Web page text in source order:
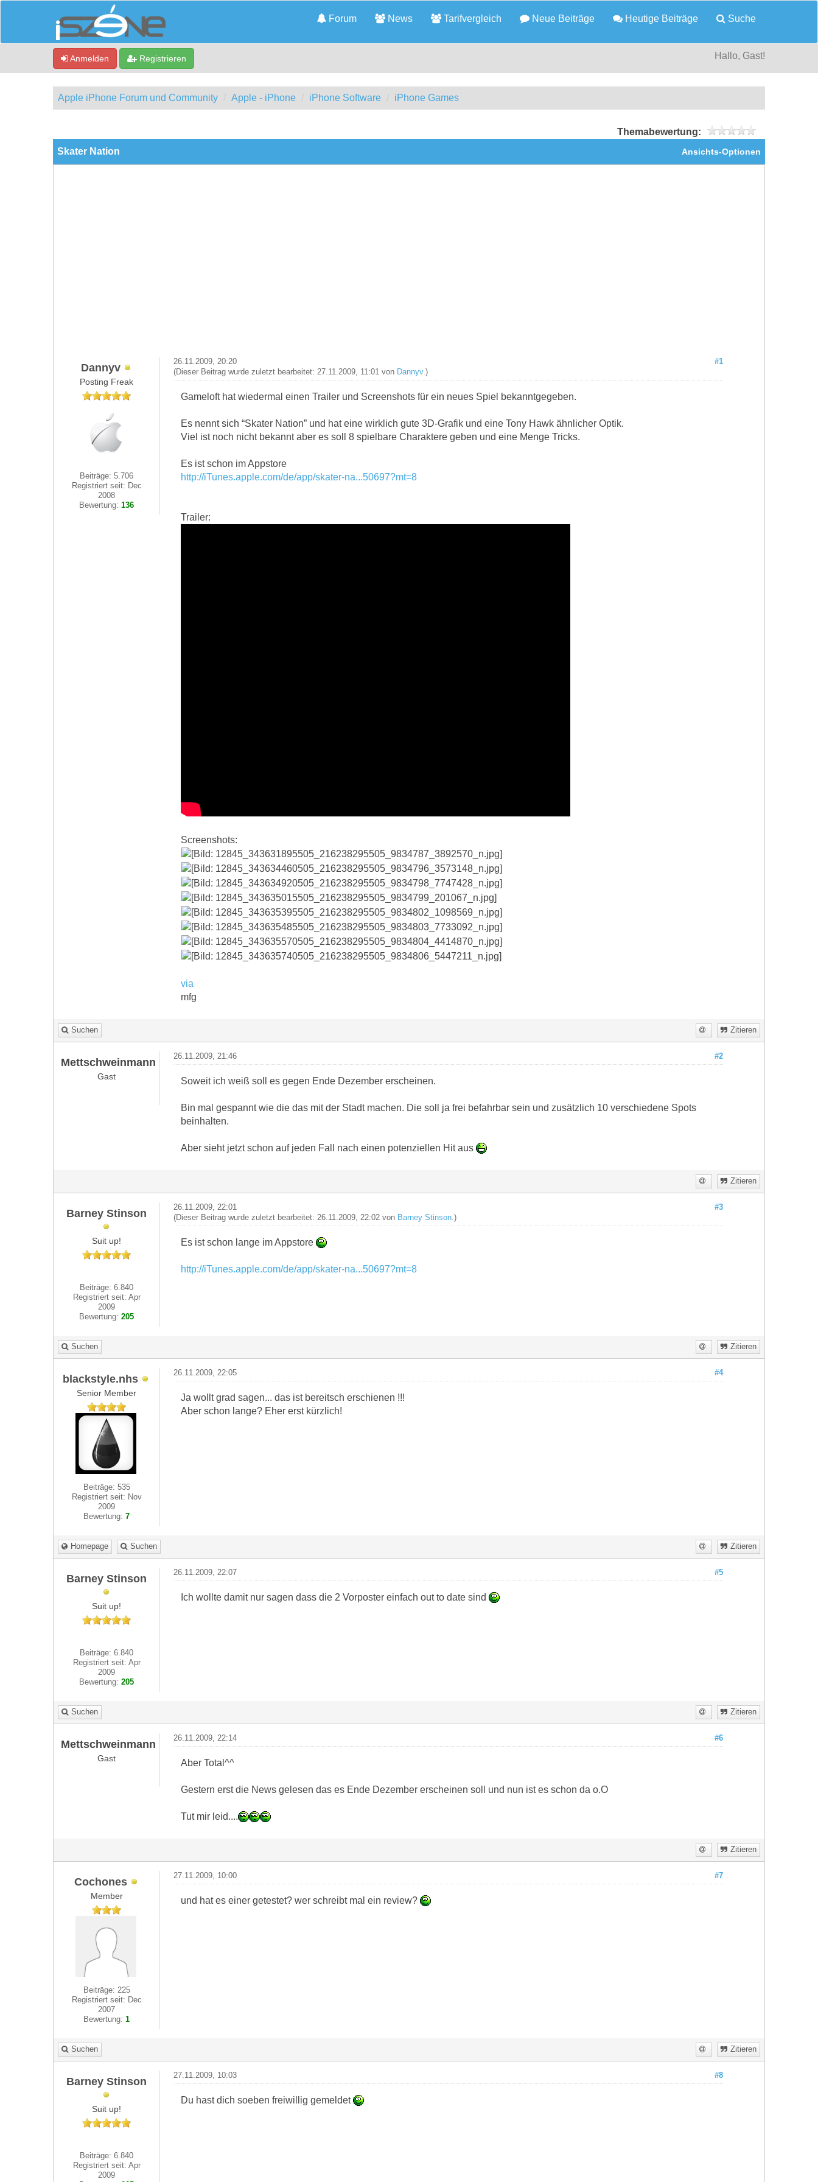
Forum News Tarifvergleich Neue Beiträge Heutige Beiträge Suche
Anmelden Registrieren Hallo, Gast!
Apple iPhone Forum und Community Apple - iPhone iPhone Software iPhone Games
Themabewertung:
Ansichts-Optionen
Skater Nation
Dannyv
Posting Freak
Beiträge: 5.706
Registriert seit: Dec
2008
Bewertung:136
#1
26.11.2009, 20:20
(Dieser Beitrag wurde zuletzt bearbeitet: 27.11.2009, 11:01 von Dannyv.)
Gameloft hat wiedermal einen Trailer und Screenshots für ein neues Spiel bekanntgegeben.
Es nennt sich “Skater Nation” und hat eine wirklich gute 3D-Grafik und eine Tony Hawk ähnlicher Optik.
Viel ist noch nicht bekannt aber es soll 8 spielbare Charaktere geben und eine Menge Tricks.
Es ist schon im Appstore
http://iTunes.apple.com/de/app/skater-na...50697?mt=8
Trailer:
Screenshots:
via
mfg
Suchen Zitieren
Mettschweinmann
Gast
#2
26.11.2009, 21:46
Soweit ich weiß soll es gegen Ende Dezember erscheinen.
Bin mal gespannt wie die das mit der Stadt machen. Die soll ja frei befahrbar sein und zusätzlich 10 verschiedene Spots
beinhalten.
Aber sieht jetzt schon auf jeden Fall nach einen potenziellen Hit aus
Zitieren
Barney Stinson
Suit up!
Beiträge: 6.840
Registriert seit: Apr
2009
Bewertung:205
#3
26.11.2009, 22:01
(Dieser Beitrag wurde zuletzt bearbeitet: 26.11.2009, 22:02 von Barney Stinson.)
Es ist schon lange im Appstore
http://iTunes.apple.com/de/app/skater-na...50697?mt=8
Suchen Zitieren
blackstyle.nhs
Senior Member
Beiträge: 535
Registriert seit: Nov
2009
Bewertung:7
#4
26.11.2009, 22:05
Ja wollt grad sagen... das ist bereitsch erschienen !!!
Aber schon lange? Eher erst kürzlich!
Homepage Suchen Zitieren
Barney Stinson
Suit up!
Beiträge: 6.840
Registriert seit: Apr
2009
Bewertung:205
#5
26.11.2009, 22:07
Ich wollte damit nur sagen dass die 2 Vorposter einfach out to date sind
Suchen Zitieren
Mettschweinmann
Gast
#6
26.11.2009, 22:14
Aber Total^^
Gestern erst die News gelesen das es Ende Dezember erscheinen soll und nun ist es schon da o.O
Tut mir leid....
Zitieren
Cochones
Member
Beiträge: 225
Registriert seit: Dec
2007
Bewertung:1
#7
27.11.2009, 10:00
und hat es einer getestet? wer schreibt mal ein review?
Suchen Zitieren
Barney Stinson
Suit up!
Beiträge: 6.840
Registriert seit: Apr
2009
#8
27.11.2009, 10:03
Du hast dich soeben freiwillig gemeldet